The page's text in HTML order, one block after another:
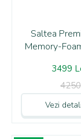
Saltea
Memory-
3499
4250
Vezi